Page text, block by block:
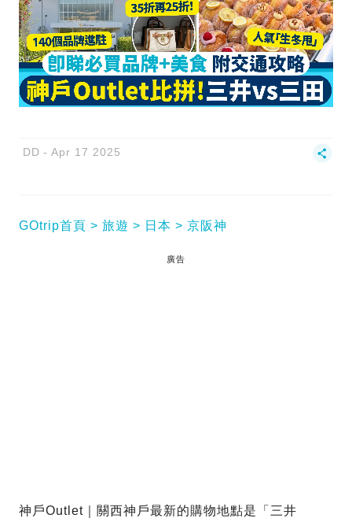
DD Apr 17 2025
GOtrip首頁 旅遊 日本 京阪神
廣告
神戶Outlet｜關西神戶最新的購物地點是「三井